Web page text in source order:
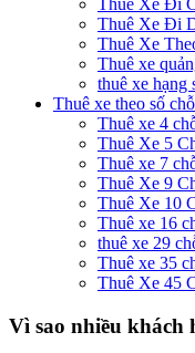
Thuê Xe Đi
Thuê Xe
Thuê xe
thuê xe hạng
Thuê xe theo số chỗ
Thuê xe 4
Thuê Xe 5
Thuê xe 7
Thuê Xe 9
Thuê Xe 10
Thuê xe 16
thuê xe 29
Thuê xe 35
Thuê Xe 45
Vì sao nhiều khách